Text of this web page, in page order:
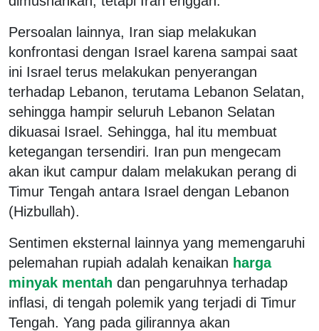
Persoalan lainnya, Iran siap melakukan
konfrontasi dengan Israel karena sampai saat
ini Israel terus melakukan penyerangan
terhadap Lebanon, terutama Lebanon Selatan,
sehingga hampir seluruh Lebanon Selatan
dikuasai Israel. Sehingga, hal itu membuat
ketegangan tersendiri. Iran pun mengecam
akan ikut campur dalam melakukan perang di
Timur Tengah antara Israel dengan Lebanon
(Hizbullah).
Sentimen eksternal lainnya yang memengaruhi
pelemahan rupiah adalah kenaikan harga
minyak mentah dan pengaruhnya terhadap
inflasi, di tengah polemik yang terjadi di Timur
Tengah. Yang pada gilirannya akan